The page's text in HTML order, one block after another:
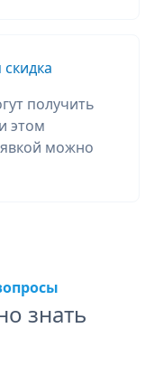
получить
этом
можно
знать